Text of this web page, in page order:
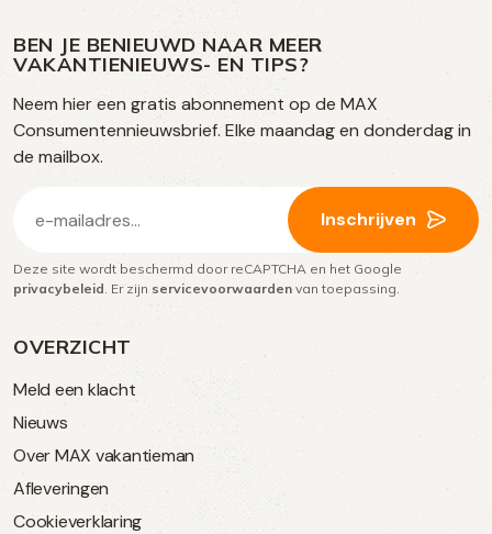
OVERZICHT
Meld een klacht
Nieuws
Over MAX vakantieman
Afleveringen
Cookieverklaring
op
social
media
op
Facebook
op
TikTok
op
Instagram
BEN JE BENIEUWD NAAR MEER
VAKANTIENIEUWS- EN TIPS?
Neem hier een gratis abonnement op de MAX
Consumentennieuwsbrief. Elke maandag en donderdag in
de mailbox.
mailadres
(Vereist)
Inschrijven
Deze site wordt beschermd door reCAPTCHA en het Google
privacybeleid . Er zijn servicevoorwaarden van toepassing.